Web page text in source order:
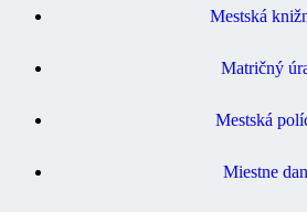
Mestská
Matričný
Mestská
Miestne